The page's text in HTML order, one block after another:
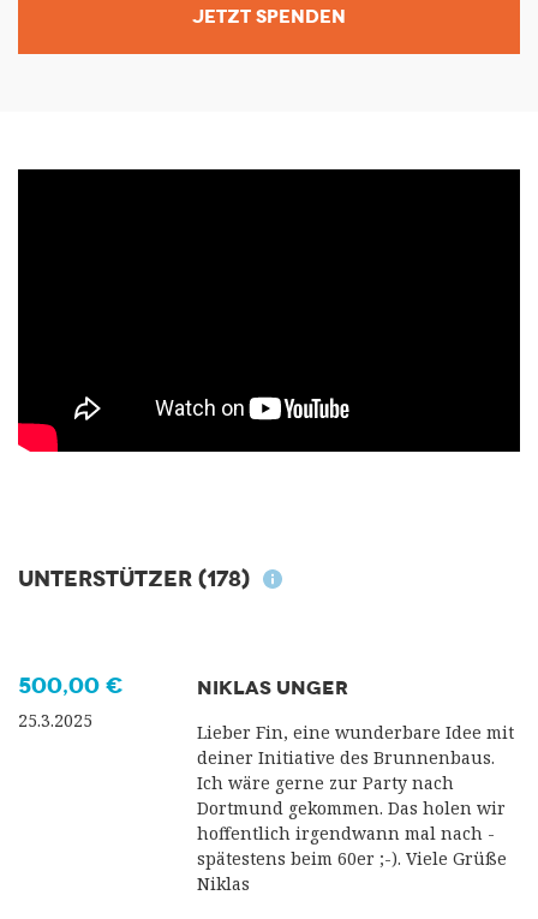
JETZT SPENDEN
Unterstützer (178)
500,00 €
25.3.2025
NIKLAS UNGER
Lieber Fin, eine wunderbare Idee mit
deiner Initiative des Brunnenbaus.
Ich wäre gerne zur Party nach
Dortmund gekommen. Das holen wir
hoffentlich irgendwann mal nach -
spätestens beim 60er ;-). Viele Grüße
Niklas